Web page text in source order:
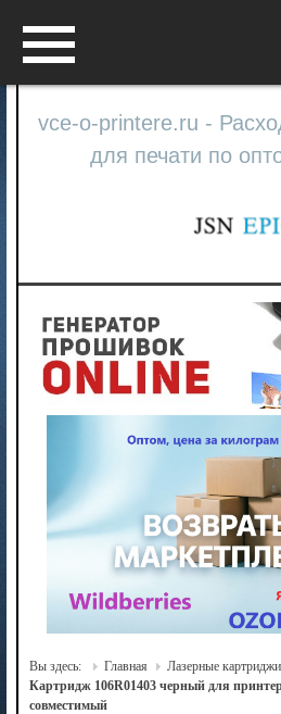
vce-o-printere.ru -
для печати по
Вы здесь: Главная Лазерные картриджи
Картридж 106R01403 черный для
совместимый